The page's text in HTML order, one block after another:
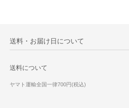
送料・お届け日について
送料について
ヤマト運輸全国一律700円(税込)